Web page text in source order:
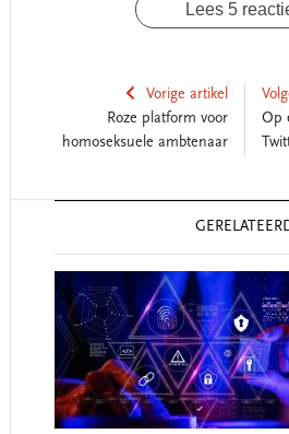
Lees 5
Vorige artikel
Roze platform voor
homoseksuele ambtenaar
Op